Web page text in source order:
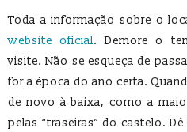
Toda a informação sobre o
website oficial. Demore o
visite. Não se esqueça de
for a época do ano certa.
de novo à baixa, como a
pelas “traseiras” do castelo.